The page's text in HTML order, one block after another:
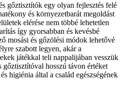
gőztisztítók egy olyan fejlesztés felé
és környezetbarát megoldást
elérése nem többé lehetetlen
így gyorsabban és kevésbé
mosási és gőzölési módok lehetővé
szabott legyen, akár a
játékkal teli nappalijában vesszük
hosszú távon értéket
higiénia által a család egészségének